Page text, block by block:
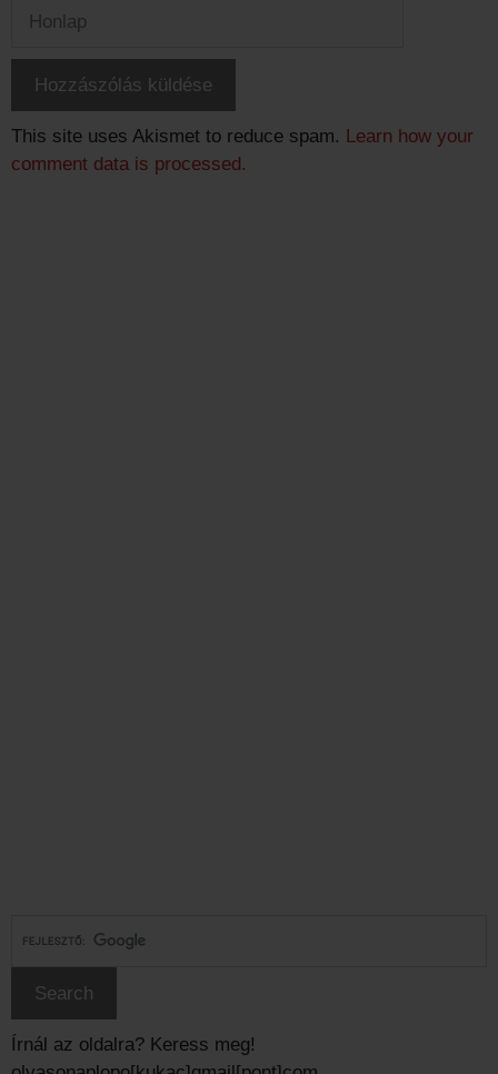
This site uses Akismet to reduce spam. Learn how your
comment data is processed.
Írnál az oldalra? Keress meg!